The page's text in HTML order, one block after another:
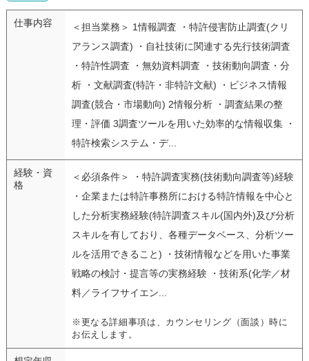
仕事内容
＜担当業務＞ 1情報調査 ・特許侵害防止調査(クリ
アランス調査) ・自社技術に関連する先行技術調査
・特許性調査 ・無効資料調査 ・技術動向調査・分
析 ・文献調査(特許・非特許文献) ・ビジネス情報
調査(競合・市場動向) 2情報分析 ・調査結果の整
理・評価 3調査ツールを用いた効率的な情報収集 ・
特許検索システム・デ...
経験・資
格
＜必須条件＞ ・特許調査実務(技術動向調査等)経験
・企業または特許事務所における特許情報を中心と
した分析実務経験(特許調査スキル(国内外)及び分析
スキルを有しており、各種データベース、分析ツー
ルを活用できること) ・技術情報などを用いた事業
戦略の検討・提言等の実務経験 ・技術系(化学／材
料／ライフサイエン...
※更なる詳細事項は、カウンセリング（面談）時に
お伝えします。